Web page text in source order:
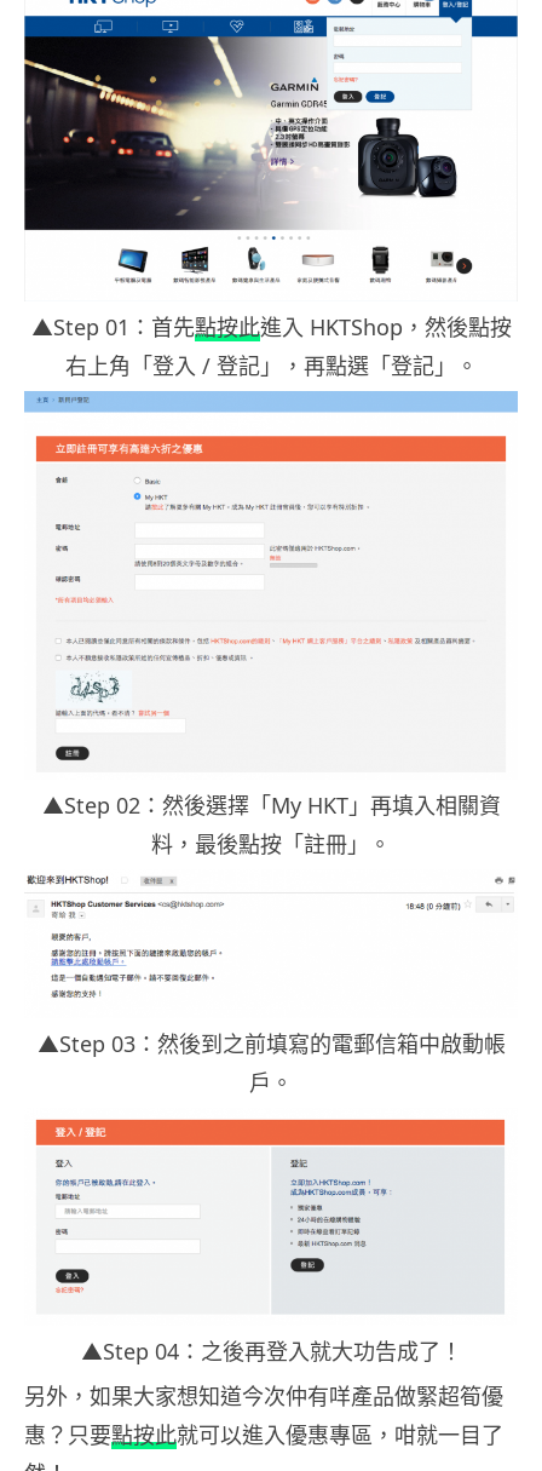
▲Step 01：首先點按此進入 HKTShop，然後點按
右上角「登入 / 登記」，再點選「登記」。
▲Step 02：然後選擇「My HKT」再填入相關資
料，最後點按「註冊」。
▲Step 03：然後到之前填寫的電郵信箱中啟動帳
戶。
▲Step 04：之後再登入就大功告成了！
另外，如果大家想知道今次仲有咩產品做緊超筍優
惠？只要點按此就可以進入優惠專區，咁就一目了